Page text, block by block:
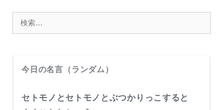
o
今日の名言（ランダム）
セトモノとセトモノとぶつかりっこすると